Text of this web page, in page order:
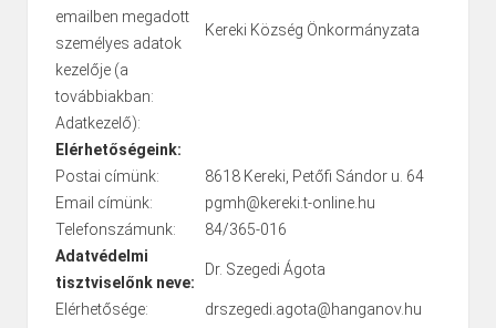
emailben megadott
személyes adatok
kezelője (a
továbbiakban:
Adatkezelő):
Kereki Község Önkormányzata
Elérhetőségeink:
Postai címünk:
8618 Kereki, Petőfi Sándor u. 64
Email címünk:
pgmh@kereki.t-online.hu
Telefonszámunk:
84/365-016
Adatvédelmi
tisztviselőnk neve:
Dr. Szegedi Ágota
Elérhetősége: drszegedi.agota@hanganov.hu